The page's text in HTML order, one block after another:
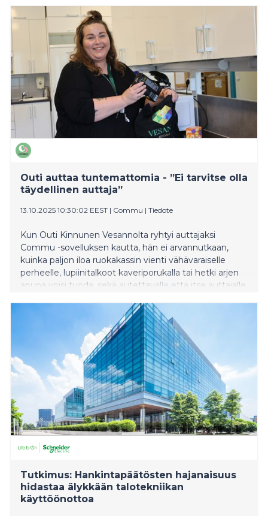
päättävät yhdessä. Kilpailu järjestetään nyt toista
kertaa, ja sen toteuttaa suomalainen auttamisen
sovellus Commu.
Outi auttaa tuntemattomia - ”Ei tarvitse olla
täydellinen auttaja”
13.10.2025 10:30:02 EEST | Commu | Tiedote
Kun Outi Kinnunen Vesannolta ryhtyi auttajaksi
Commu -sovelluksen kautta, hän ei arvannutkaan,
kuinka paljon iloa ruokakassin vienti vähävaraiselle
perheelle, lupiinitalkoot kaveriporukalla tai hetki arjen
apuna voisi tuoda, sekä autettavalle että itse auttajalle.
Tutkimus: Hankintapäätösten hajanaisuus
hidastaa älykkään talotekniikan
käyttöönottoa